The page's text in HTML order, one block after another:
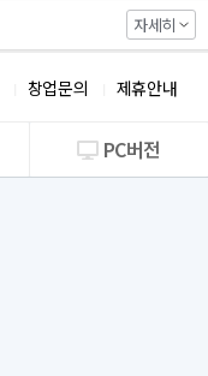
자세히
창업문의 제휴안내
PC버전